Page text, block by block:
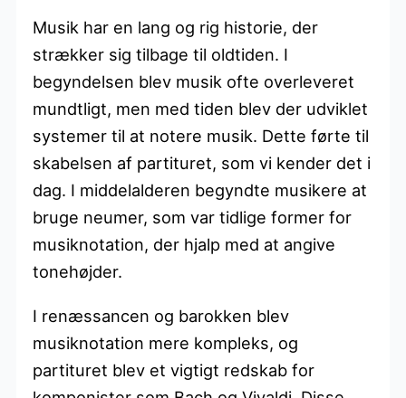
Musik har en lang og rig historie, der
strækker sig tilbage til oldtiden. I
begyndelsen blev musik ofte overleveret
mundtligt, men med tiden blev der udviklet
systemer til at notere musik. Dette førte til
skabelsen af partituret, som vi kender det i
dag. I middelalderen begyndte musikere at
bruge neumer, som var tidlige former for
musiknotation, der hjalp med at angive
tonehøjder.
I renæssancen og barokken blev
musiknotation mere kompleks, og
partituret blev et vigtigt redskab for